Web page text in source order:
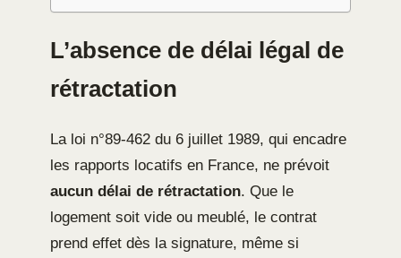
L’absence de délai légal de
rétractation
La loi n°89-462 du 6 juillet 1989, qui encadre
les rapports locatifs en France, ne prévoit
aucun délai de rétractation. Que le
logement soit vide ou meublé, le contrat
prend effet dès la signature, même si